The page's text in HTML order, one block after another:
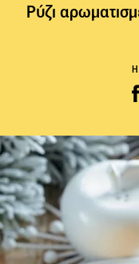
Ρύζι